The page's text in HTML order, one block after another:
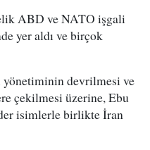
ABD ve NATO işgali
yer aldı ve birçok
devrilmesi ve
çekilmesi üzerine, Ebu
isimlerle birlikte İran